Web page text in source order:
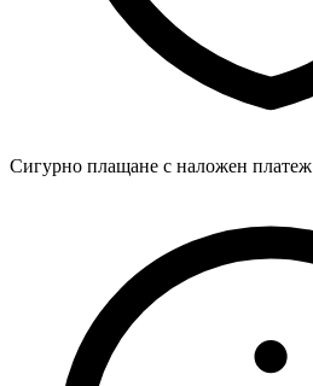
Сигурно плащане с наложен платеж